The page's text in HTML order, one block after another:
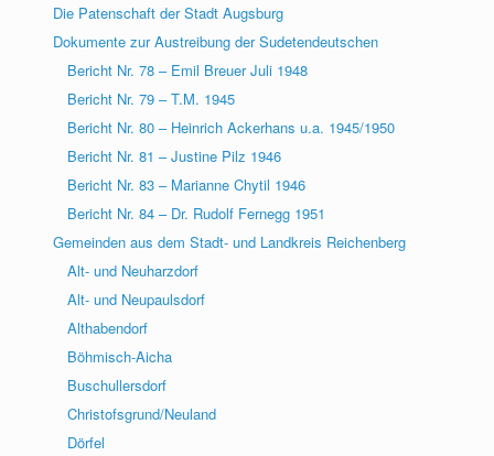
Die Patenschaft der Stadt Augsburg
Dokumente zur Austreibung der Sudetendeutschen
Bericht Nr. 78 – Emil Breuer Juli 1948
Bericht Nr. 79 – T.M. 1945
Bericht Nr. 80 – Heinrich Ackerhans u.a. 1945/1950
Bericht Nr. 81 – Justine Pilz 1946
Bericht Nr. 83 – Marianne Chytil 1946
Bericht Nr. 84 – Dr. Rudolf Fernegg 1951
Gemeinden aus dem Stadt- und Landkreis Reichenberg
Alt- und Neuharzdorf
Alt- und Neupaulsdorf
Althabendorf
Böhmisch-Aicha
Buschullersdorf
Christofsgrund/Neuland
Dörfel